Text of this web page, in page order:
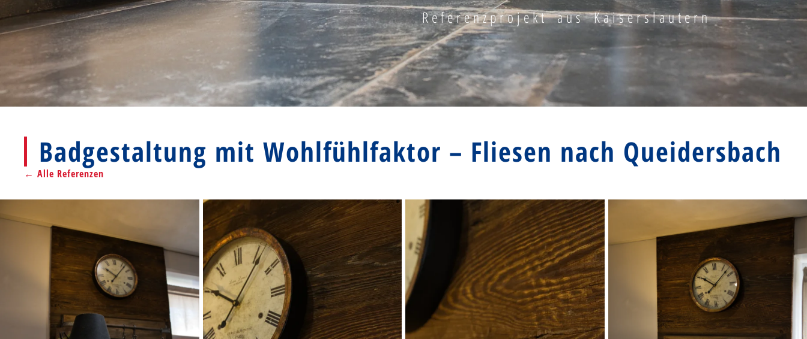
Referenzprojekt aus Kaiserslautern
Badgestaltung mit Wohlfühlfaktor – Fliesen nach Queidersbach
← Alle Referenzen